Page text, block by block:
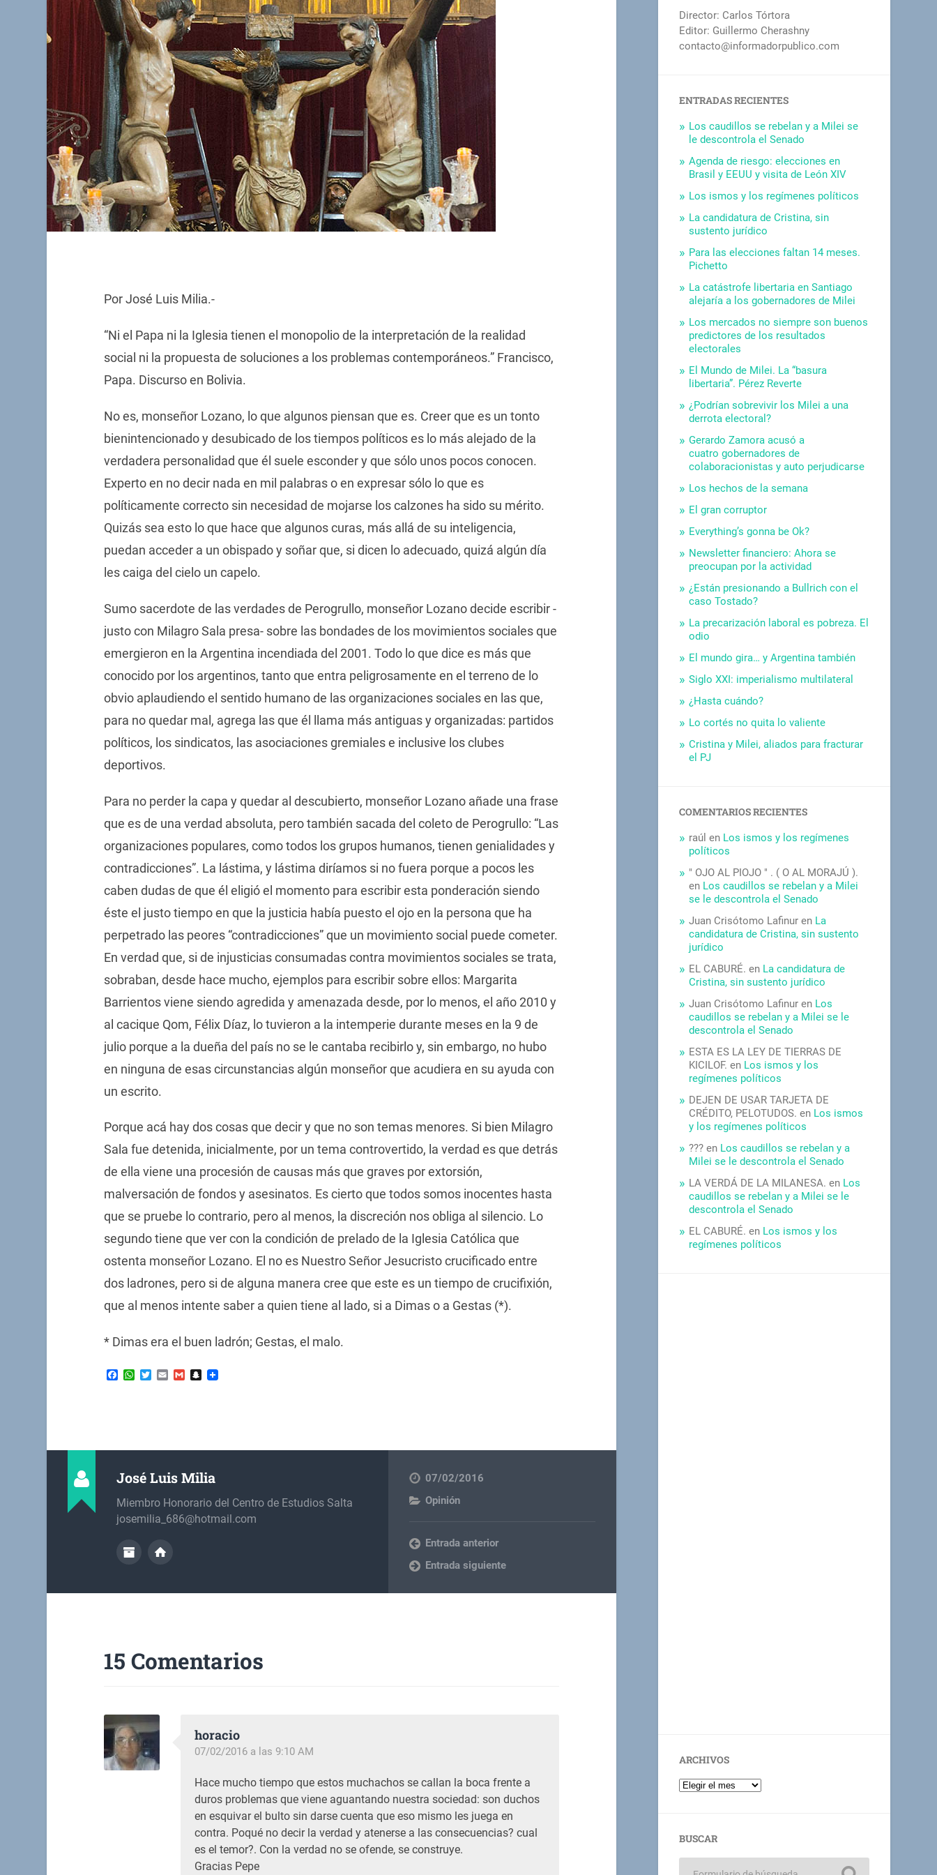
Por José Luis Milia.-
“Ni el Papa ni la Iglesia tienen el monopolio de la interpretación de la realidad
social ni la propuesta de soluciones a los problemas contemporáneos.” Francisco,
Papa. Discurso en Bolivia.
No es, monseñor Lozano, lo que algunos piensan que es. Creer que es un tonto
bienintencionado y desubicado de los tiempos políticos es lo más alejado de la
verdadera personalidad que él suele esconder y que sólo unos pocos conocen.
Experto en no decir nada en mil palabras o en expresar sólo lo que es
políticamente correcto sin necesidad de mojarse los calzones ha sido su mérito.
Quizás sea esto lo que hace que algunos curas, más allá de su inteligencia,
puedan acceder a un obispado y soñar que, si dicen lo adecuado, quizá algún día
les caiga del cielo un capelo.
Sumo sacerdote de las verdades de Perogrullo, monseñor Lozano decide escribir -
justo con Milagro Sala presa- sobre las bondades de los movimientos sociales que
emergieron en la Argentina incendiada del 2001. Todo lo que dice es más que
conocido por los argentinos, tanto que entra peligrosamente en el terreno de lo
obvio aplaudiendo el sentido humano de las organizaciones sociales en las que,
para no quedar mal, agrega las que él llama más antiguas y organizadas: partidos
políticos, los sindicatos, las asociaciones gremiales e inclusive los clubes
deportivos.
Para no perder la capa y quedar al descubierto, monseñor Lozano añade una frase
que es de una verdad absoluta, pero también sacada del coleto de Perogrullo: “Las
organizaciones populares, como todos los grupos humanos, tienen genialidades y
contradicciones”. La lástima, y lástima diríamos si no fuera porque a pocos les
caben dudas de que él eligió el momento para escribir esta ponderación siendo
éste el justo tiempo en que la justicia había puesto el ojo en la persona que ha
perpetrado las peores “contradicciones” que un movimiento social puede cometer.
En verdad que, si de injusticias consumadas contra movimientos sociales se trata,
sobraban, desde hace mucho, ejemplos para escribir sobre ellos: Margarita
Barrientos viene siendo agredida y amenazada desde, por lo menos, el año 2010 y
al cacique Qom, Félix Díaz, lo tuvieron a la intemperie durante meses en la 9 de
julio porque a la dueña del país no se le cantaba recibirlo y, sin embargo, no hubo
en ninguna de esas circunstancias algún monseñor que acudiera en su ayuda con
un escrito.
Porque acá hay dos cosas que decir y que no son temas menores. Si bien Milagro
Sala fue detenida, inicialmente, por un tema controvertido, la verdad es que detrás
de ella viene una procesión de causas más que graves por extorsión,
malversación de fondos y asesinatos. Es cierto que todos somos inocentes hasta
que se pruebe lo contrario, pero al menos, la discreción nos obliga al silencio. Lo
segundo tiene que ver con la condición de prelado de la Iglesia Católica que
ostenta monseñor Lozano. El no es Nuestro Señor Jesucristo crucificado entre
dos ladrones, pero si de alguna manera cree que este es un tiempo de crucifixión,
que al menos intente saber a quien tiene al lado, si a Dimas o a Gestas (*).
* Dimas era el buen ladrón; Gestas, el malo.
Facebook
WhatsApp
Twitter
EmailGmailSnapchat
José Luis Milia
Miembro Honorario del Centro de Estudios Salta
josemilia_686@hotmail.com
07/02/2016
Opinión
Entrada anterior
Entrada siguiente
15 Comentarios
horacio
07/02/2016 a las 9:10 AM
Hace mucho tiempo que estos muchachos se callan la boca frente a
duros problemas que viene aguantando nuestra sociedad: son duchos
en esquivar el bulto sin darse cuenta que eso mismo les juega en
contra. Poqué no decir la verdad y atenerse a las consecuencias? cual
es el temor?. Con la verdad no se ofende, se construye.
Gracias Pepe
Director: Carlos Tórtora
Editor: Guillermo Cherashny
contacto@informadorpublico.com
ENTRADAS RECIENTES
Los caudillos se rebelan y a Milei se
le descontrola el Senado
Agenda de riesgo: elecciones en
Brasil y EEUU y visita de León XIV
Los ismos y los regímenes políticos
La candidatura de Cristina, sin
sustento jurídico
Para las elecciones faltan 14 meses.
Pichetto
La catástrofe libertaria en Santiago
alejaría a los gobernadores de Milei
Los mercados no siempre son buenos
predictores de los resultados
electorales
El Mundo de Milei. La “basura
libertaria”. Pérez Reverte
¿Podrían sobrevivir los Milei a una
derrota electoral?
Gerardo Zamora acusó a
cuatro gobernadores de
colaboracionistas y auto perjudicarse
Los hechos de la semana
El gran corruptor
Everything’s gonna be Ok?
Newsletter financiero: Ahora se
preocupan por la actividad
¿Están presionando a Bullrich con el
caso Tostado?
La precarización laboral es pobreza. El
odio
El mundo gira… y Argentina también
Siglo XXI: imperialismo multilateral
¿Hasta cuándo?
Lo cortés no quita lo valiente
Cristina y Milei, aliados para fracturar
el PJ
COMENTARIOS RECIENTES
raúl en Los ismos y los regímenes
políticos
" OJO AL PIOJO " . ( O AL MORAJÚ ).
en Los caudillos se rebelan y a Milei
se le descontrola el Senado
Juan Crisótomo Lafinur en La
candidatura de Cristina, sin sustento
jurídico
EL CABURÉ. en La candidatura de
Cristina, sin sustento jurídico
Juan Crisótomo Lafinur en Los
caudillos se rebelan y a Milei se le
descontrola el Senado
ESTA ES LA LEY DE TIERRAS DE
KICILOF. en Los ismos y los
regímenes políticos
DEJEN DE USAR TARJETA DE
CRÉDITO, PELOTUDOS. en Los ismos
y los regímenes políticos
??? en Los caudillos se rebelan y a
Milei se le descontrola el Senado
LA VERDÁ DE LA MILANESA. en Los
caudillos se rebelan y a Milei se le
descontrola el Senado
EL CABURÉ. en Los ismos y los
regímenes políticos
ARCHIVOS
BUSCAR